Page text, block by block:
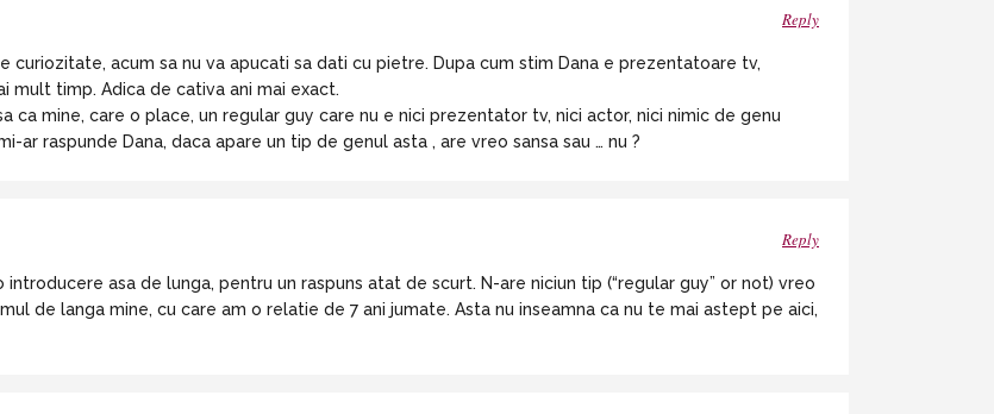
Reply
curiozitate, acum sa nu va apucati sa dati cu pietre. Dupa cum stim Dana e prezentatoare tv,
mult timp. Adica de cativa ani mai exact.
ca mine, care o place, un regular guy care nu e nici prezentator tv, nici actor, nici nimic de genu
ar raspunde Dana, daca apare un tip de genul asta , are vreo sansa sau … nu ?
Reply
introducere asa de lunga, pentru un raspuns atat de scurt. N-are niciun tip (“regular guy” or not) vreo
de langa mine, cu care am o relatie de 7 ani jumate. Asta nu inseamna ca nu te mai astept pe aici,